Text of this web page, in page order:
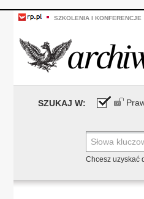
SZKOLENIA I KONFERENCJE
SZUKAJ W:
Chcesz uzyskać